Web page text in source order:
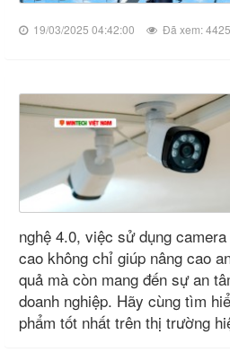
19/03/2025 04:42:00 Đã xem: 4425
nghệ 4.0, việc sử dụng
cao không chỉ giúp nâng cao
quả mà còn mang đến sự an
doanh nghiệp. Hãy cùng tìm
phẩm tốt nhất trên thị trường